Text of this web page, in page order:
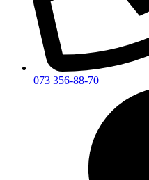
073 356-88-70